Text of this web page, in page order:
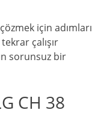
için adımları
çalışır
sorunsuz bir
CH 38